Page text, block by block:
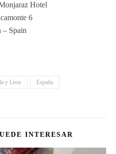
Hotel
6
– Spain
y Leon
España
INTERESAR